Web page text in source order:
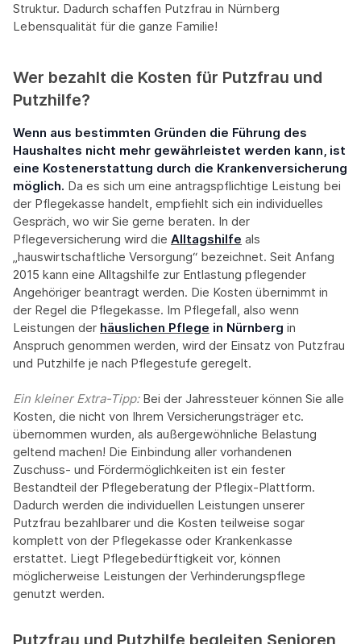
Struktur. Dadurch schaffen Putzfrau in Nürnberg
Lebensqualität für die ganze Familie!
Wer bezahlt die Kosten für Putzfrau und
Putzhilfe?
Wenn aus bestimmten Gründen die Führung des
Haushaltes nicht mehr gewährleistet werden kann, ist
eine Kostenerstattung durch die Krankenversicherung
möglich. Da es sich um eine antragspflichtige Leistung bei
der Pflegekasse handelt, empfiehlt sich ein individuelles
Gespräch, wo wir Sie gerne beraten. In der
Pflegeversicherung wird die Alltagshilfe als
„hauswirtschaftliche Versorgung“ bezeichnet. Seit Anfang
2015 kann eine Alltagshilfe zur Entlastung pflegender
Angehöriger beantragt werden. Die Kosten übernimmt in
der Regel die Pflegekasse. Im Pflegefall, also wenn
Leistungen der häuslichen Pflege in Nürnberg in
Anspruch genommen werden, wird der Einsatz von Putzfrau
und Putzhilfe je nach Pflegestufe geregelt.
Ein kleiner Extra-Tipp:‍ Bei der Jahressteuer können Sie alle
Kosten, die nicht von Ihrem Versicherungsträger etc.
übernommen wurden, als außergewöhnliche Belastung
geltend machen! Die Einbindung aller vorhandenen
Zuschuss- und Fördermöglichkeiten ist ein fester
Bestandteil der Pflegeberatung der Pflegix-Plattform.
Dadurch werden die individuellen Leistungen unserer
Putzfrau bezahlbarer und die Kosten teilweise sogar
komplett von der Pflegekasse oder Krankenkasse
erstattet. Liegt Pflegebedürftigkeit vor, können
möglicherweise Leistungen der Verhinderungspflege
genutzt werden.
Putzfrau und Putzhilfe begleiten Senioren